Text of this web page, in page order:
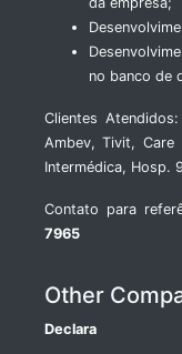
no banco de
Clientes
Ambev, Tivit, Care
Intermédica, Hosp.
Contato para
7965
Other
Declara